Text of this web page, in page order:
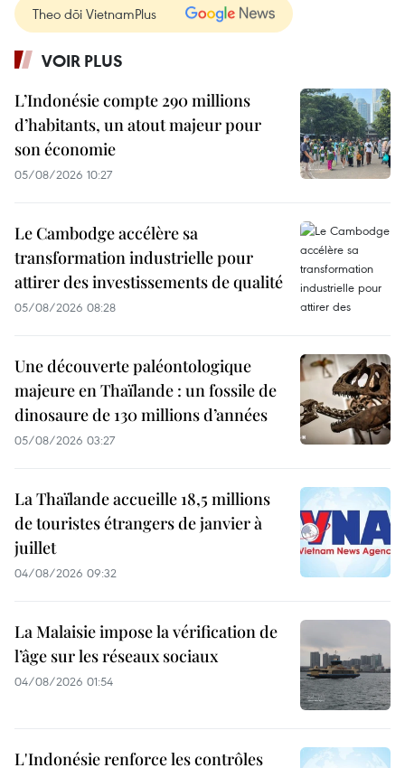
Theo dõi VietnamPlus
VOIR PLUS
L’Indonésie compte 290 millions
d’habitants, un atout majeur pour
son économie
05/08/2026 10:27
Le Cambodge accélère sa
transformation industrielle pour
attirer des investissements de qualité
05/08/2026 08:28
Une découverte paléontologique
majeure en Thaïlande : un fossile de
dinosaure de 130 millions d’années
05/08/2026 03:27
La Thaïlande accueille 18,5 millions
de touristes étrangers de janvier à
juillet
04/08/2026 09:32
La Malaisie impose la vérification de
l’âge sur les réseaux sociaux
04/08/2026 01:54
L'Indonésie renforce les contrôles